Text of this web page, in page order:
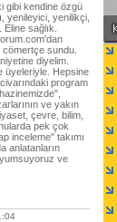
gibi kendine özgü
yenileyici, yenilikçi,
sağlık.
sundu.
diyelim.
üyeleriyle. Hepsine
program
ve yakın
çevre, bilim,
pek çok
inceleme" takımı
anlatanların
ve